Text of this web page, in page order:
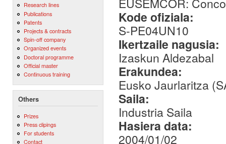
Research lines
Publications
Patents
Projects & contracts
Spin-off company
Organized events
Doctoral programme
Official master
Continuous training
Others
Prizes
Press clipings
For students
Contact
Kode ofiziala:
S-PE04UN10
Ikertzaile nagusia:
Izaskun Aldezabal
Erakundea:
Eusko Jaurlaritza
Saila:
Industria Saila
Hasiera data:
2004/01/02